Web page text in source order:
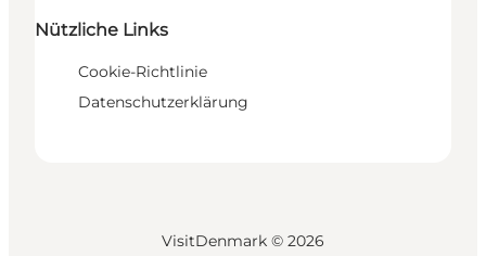
Nützliche Links
Cookie-Richtlinie
Datenschutzerklärung
VisitDenmark © 2026